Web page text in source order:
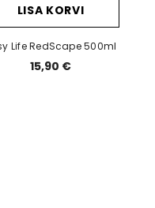
LISA KORVI
Life RedScape 500ml
15,90 €